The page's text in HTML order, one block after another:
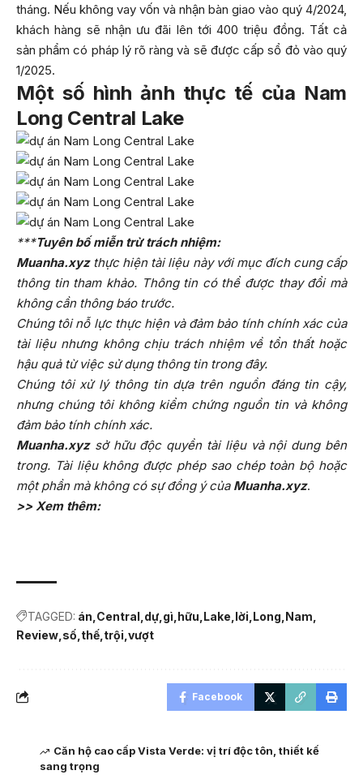
tháng. Nếu không vay vốn và nhận bàn giao vào quý 4/2024,
khách hàng sẽ nhận ưu đãi lên tới 400 triệu đồng. Tất cả
sản phẩm có pháp lý rõ ràng và sẽ được cấp sổ đỏ vào quý
1/2025.
Một số hình ảnh thực tế của Nam
Long Central Lake
***Tuyên bố miễn trừ trách nhiệm:
Muanha.xyzthực hiện tài liệu này với mục đích cung cấp
thông tin tham khảo. Thông tin có thể được thay đổi mà
không cần thông báo trước.
Chúng tôi nỗ lực thực hiện và đảm bảo tính chính xác của
tài liệu nhưng không chịu trách nhiệm về tổn thất hoặc
hậu quả từ việc sử dụng thông tin trong đây.
Chúng tôi xử lý thông tin dựa trên nguồn đáng tin cậy,
nhưng chúng tôi không kiểm chứng nguồn tin và không
đảm bảo tính chính xác.
Muanha.xyzsở hữu độc quyền tài liệu và nội dung bên
trong. Tài liệu không được phép sao chép toàn bộ hoặc
một phần mà không có sự đồng ý của Muanha.xyz.
>> Xem thêm:
TAGGED: án Central dự gì hữu Lake lời Long Nam
Review số thế trội vượt
Facebook
Căn hộ cao cấp Vista Verde: vị trí độc tôn, thiết kế
sang trọng